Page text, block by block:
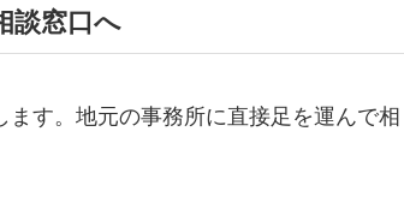
談窓口へ
す。地元の事務所に直接足を運んで相